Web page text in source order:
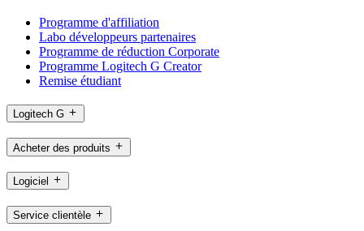
Programme d'affiliation
Labo développeurs partenaires
Programme de réduction Corporate
Programme Logitech G Creator
Remise étudiant
Logitech G
Acheter des produits
Logiciel
Service clientèle